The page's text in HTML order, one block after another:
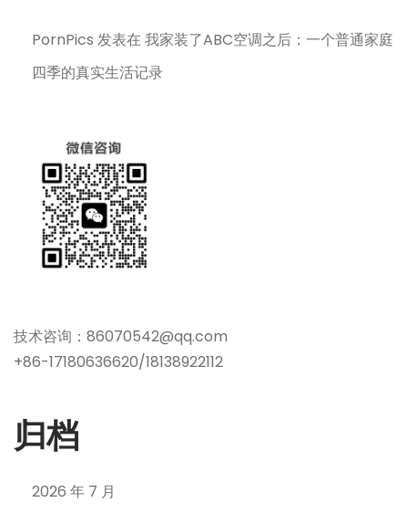
PornPics 发表在我家装了ABC空调之后：一个普通家庭
四季的真实生活记录
技术咨询：86070542@qq.com
+86-17180636620/18138922112
归档
2026 年 7 月